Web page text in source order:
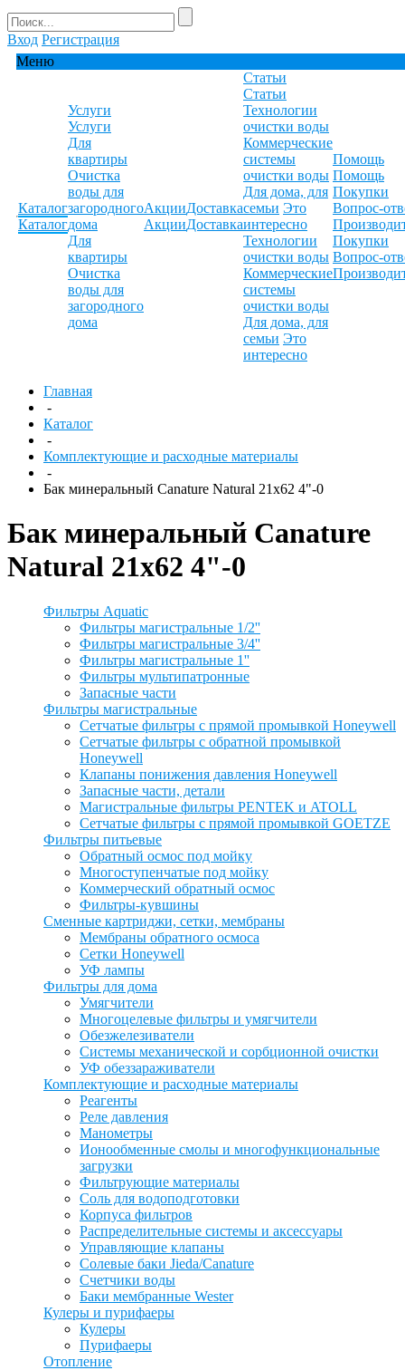
Вход Регистрация
Меню
Каталог
Каталог
Услуги
Услуги
Для
квартиры
Очистка
воды для
загородного
дома
Для
квартиры
Очистка
воды для
загородного
дома
Акции
Акции
Доставка
Доставка
Статьи
Статьи
Технологии
очистки воды
Коммерческие
системы
очистки воды
Для дома, для
семьи Это
интересно
Технологии
очистки воды
Коммерческие
системы
очистки воды
Для дома, для
семьи Это
интересно
Помощь
Помощь
Покупки
Вопрос-
Покупки
Вопрос-
Главная
-
Каталог
-
Комплектующие и расходные материалы
-
Бак минеральный Canature Natural 21x62 4"-0
Бак минеральный Canature
Natural 21x62 4"-0
Фильтры Aquatic
Фильтры магистральные 1/2''
Фильтры магистральные 3/4''
Фильтры магистральные 1''
Фильтры мультипатронные
Запасные части
Фильтры магистральные
Сетчатые фильтры с прямой промывкой Honeywell
Сетчатые фильтры с обратной промывкой
Honeywell
Клапаны понижения давления Honeywell
Запасные части, детали
Магистральные фильтры PENTEK и ATOLL
Сетчатые фильтры с прямой промывкой GOETZE
Фильтры питьевые
Обратный осмос под мойку
Многоступенчатые под мойку
Коммерческий обратный осмос
Фильтры-кувшины
Сменные картриджи, сетки, мембраны
Мембраны обратного осмоса
Сетки Honeywell
УФ лампы
Фильтры для дома
Умягчители
Многоцелевые фильтры и умягчители
Обезжелезиватели
Системы механической и сорбционной очистки
УФ обеззараживатели
Комплектующие и расходные материалы
Реагенты
Реле давления
Манометры
Ионообменные смолы и многофункциональные
загрузки
Фильтрующие материалы
Соль для водоподготовки
Корпуса фильтров
Распределительные системы и аксессуары
Управляющие клапаны
Солевые баки Jieda/Canature
Счетчики воды
Баки мембранные Wester
Кулеры и пурифаеры
Кулеры
Пурифаеры
Отопление